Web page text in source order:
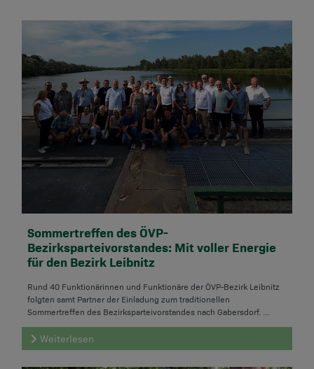
Sommertreffen des ÖVP-
Bezirksparteivorstandes: Mit voller Energie
für den Bezirk Leibnitz
Rund 40 Funktionärinnen und Funktionäre der ÖVP-Bezirk Leibnitz
folgten samt Partner der Einladung zum traditionellen
Sommertreffen des Bezirksparteivorstandes nach Gabersdorf. ...
Weiterlesen